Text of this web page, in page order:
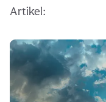
Artikel: